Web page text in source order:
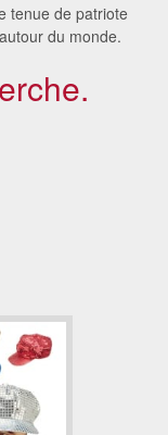
tenue de patriote
du monde.